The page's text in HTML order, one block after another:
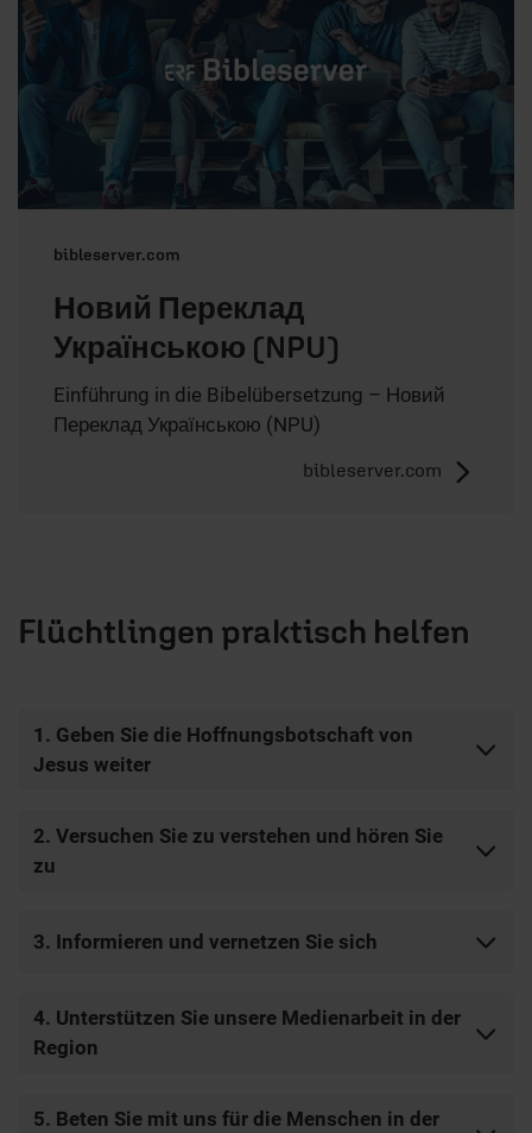
bibleserver.com
Новий Переклад
Українською (NPU)
Einführung in die Bibelübersetzung – Новий
Переклад Українською (NPU)
bibleserver.com
Flüchtlingen praktisch helfen
1. Geben Sie die Hoffnungsbotschaft von
Jesus weiter
2. Versuchen Sie zu verstehen und hören Sie
zu
3. Informieren und vernetzen Sie sich
4. Unterstützen Sie unsere Medienarbeit in der
Region
5. Beten Sie mit uns für die Menschen in der